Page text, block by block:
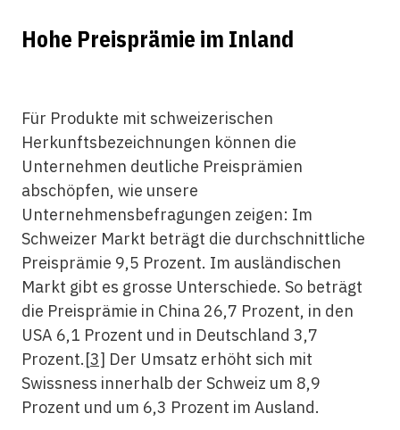
Hohe Preisprämie im Inland
Für Produkte mit schweizerischen
Herkunftsbezeichnungen können die
Unternehmen deutliche Preisprämien
abschöpfen, wie unsere
Unternehmensbefragungen zeigen: Im
Schweizer Markt beträgt die durchschnittliche
Preisprämie 9,5 Prozent. Im ausländischen
Markt gibt es grosse Unterschiede. So beträgt
die Preisprämie in China 26,7 Prozent, in den
USA 6,1 Prozent und in Deutschland 3,7
Prozent.[3] Der Umsatz erhöht sich mit
Swissness innerhalb der Schweiz um 8,9
Prozent und um 6,3 Prozent im Ausland.